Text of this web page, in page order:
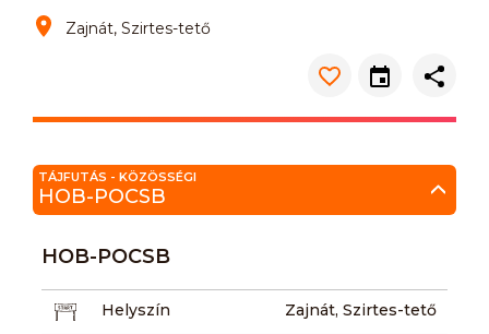
Zajnát, Szirtes-tető
TÁJFUTÁS - KÖZÖSSÉGI
HOB-POCSB
HOB-POCSB
Helyszín Zajnát, Szirtes-tető